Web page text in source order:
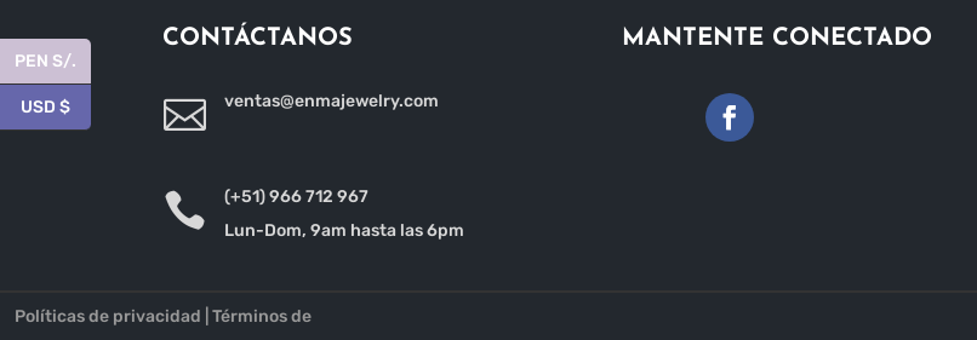
CONTÁCTANOS
 ventas@enmajewelry.com

(+51) 966 712 967
Lun-Dom, 9am hasta las 6pm
MANTENTE CONECTADO
Políticas de privacidad Términos de
PEN S/.
USD $